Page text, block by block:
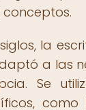
conceptos.
la
a las
Se
como